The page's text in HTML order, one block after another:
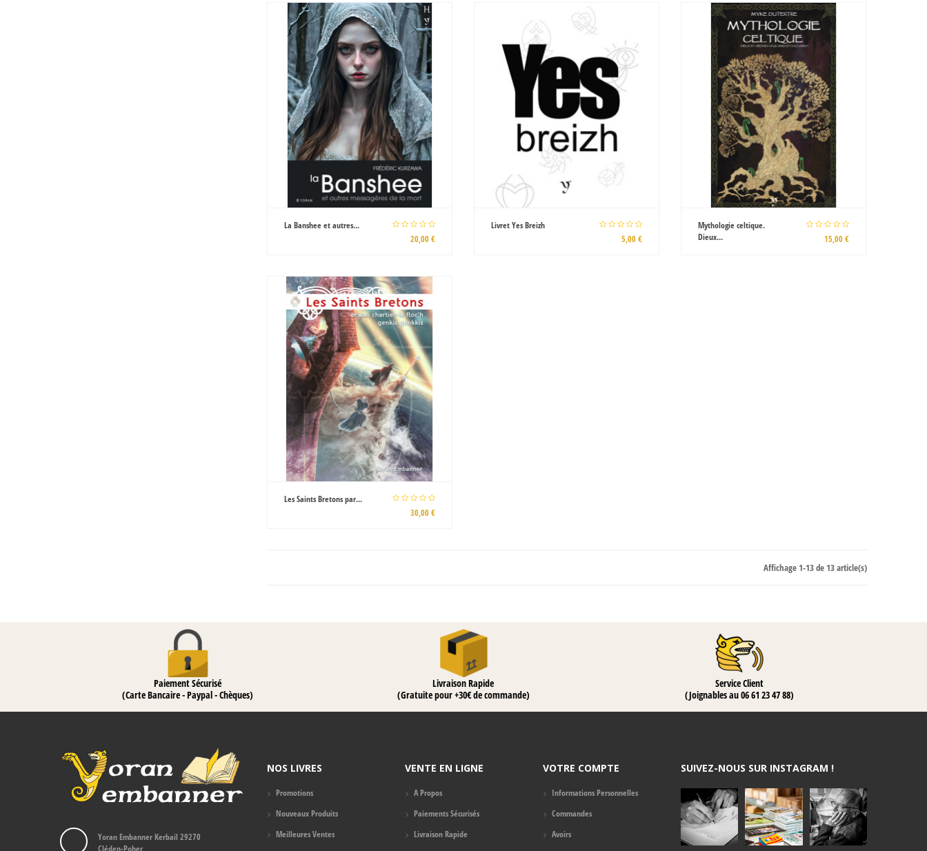
La Banshee et autres...
20,00 €
Livret Yes Breizh
5,00 €
Mythologie celtique.
Dieux...
15,00 €
Les Saints Bretons par...
30,00 €
Affichage 1-13 de 13 article(s)
Paiement Sécurisé
(Carte Bancaire - Paypal - Chèques)
Livraison Rapide
(Gratuite pour +30€ de commande)
Service Client
(Joignables au 06 61 23 47 88)
Yoran Embanner Kerbail 29270
NOS LIVRES
Promotions
Nouveaux Produits
Meilleures Ventes
VENTE EN LIGNE
A Propos
Paiements Sécurisés
Livraison Rapide
VOTRE COMPTE
Informations Personnelles
Commandes
Avoirs
SUIVEZ-NOUS SUR INSTAGRAM !